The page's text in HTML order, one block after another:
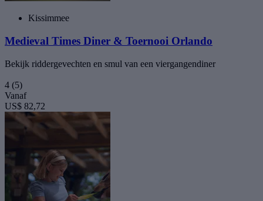
Kissimmee
Medieval Times Diner & Toernooi Orlando
Bekijk riddergevechten en smul van een viergangendiner
4 (5)
Vanaf
US$ 82,72